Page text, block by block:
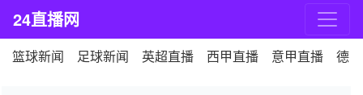
24直播网
篮球新闻 足球新闻 英超直播 西甲直播 意甲直播 德